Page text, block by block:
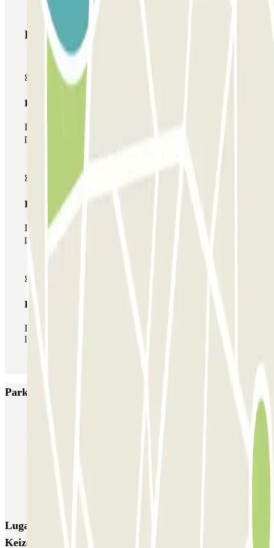
Productos de Parclick
Pase básico
Durante tu estancia podrás entrar y salir una única vez al
parking
Pase multiparking
Durante tu estancia podrás hacer uso de toda la red de
parkings de este operador disponibles en Parclick.
Pase ilimitado
Durante tu estancia podrás entrar y salir del parking todas
las veces que quieras.
Parkings más valorados en Ámsterdam
VALET - Hotel Swissotel
VALET - Jodenbreestraat, 4
Lugares y eventos interesantes cerca de Parkbee
Keizersgracht